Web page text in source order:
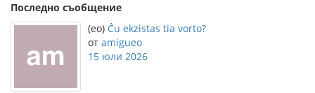
Последно съобщение
(eo) Ĉu ekzistas tia vorto?
от amigueo
15 юли 2026